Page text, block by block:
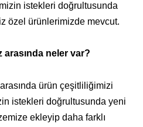
istekleri doğrultusunda
özel ürünlerimizde mevcut.
arasında neler var?
ürün çeşitliliğimizi
istekleri doğrultusunda yeni
ekleyip daha farklı